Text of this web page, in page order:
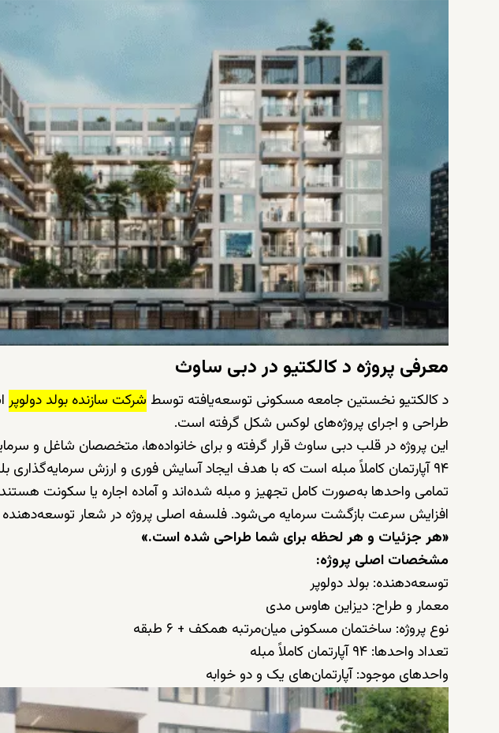
معرفی پروژه د کالکتیو در دبی ساوث
د کالکتیو نخستین جامعه مسکونی توسعه‌یافته توسط شرکت سازنده بولد دولوپر
طراحی و اجرای پروژه‌های لوکس شکل گرفته است.
این پروژه در قلب دبی ساوث قرار گرفته و برای خانواده‌ها، متخصصان شاغل و
۹۴ آپارتمان کاملاً مبله است که با هدف ایجاد آسایش فوری و ارزش سرمایه‌گذاری بلندمدت توسعه یافته‌اند.
تمامی واحدها به‌صورت کامل تجهیز و مبله شده‌اند و آماده اجاره یا سکونت
افزایش سرعت بازگشت سرمایه می‌شود. فلسفه اصلی پروژه در شعار
«هر جزئیات و هر لحظه برای شما طراحی شده است.»
مشخصات اصلی پروژه:
توسعه‌دهنده: بولد دولوپر
معمار و طراح: دیزاین هاوس مدی
نوع پروژه: ساختمان مسکونی میان‌مرتبه همکف + ۶ طبقه
تعداد واحدها: ۹۴ آپارتمان کاملاً مبله
واحدهای موجود: آپارتمان‌های یک و دو خوابه
قیمت شروع: از ۸۲۵ هزار درهم
زمان تحویل: سه‌ماهه اول ۲۰۲۸